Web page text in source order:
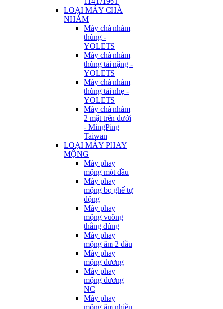
LOẠI MÁY CHÀ
NHÁM
Máy chà nhám
thùng -
YOLETS
Máy chà nhám
thùng tải nặng -
YOLETS
Máy chà nhám
thùng tải nhẹ -
YOLETS
Máy chà nhám
2 mặt trên dưới
- MingPing
Taiwan
LOẠI MÁY PHAY
MỘNG
Máy phay
mộng một đầu
Máy phay
mộng bọ ghế tự
động
Máy phay
mộng vuông
thẳng đứng
Máy phay
mộng âm 2 đầu
Máy phay
mộng dương
Máy phay
mộng dương
NC
Máy phay
mộng âm nhiều